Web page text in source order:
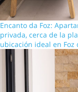
Encanto da Foz:
privada, cerca de la
ubicación ideal en Foz